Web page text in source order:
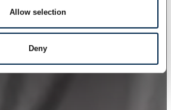
Allow selection
Deny